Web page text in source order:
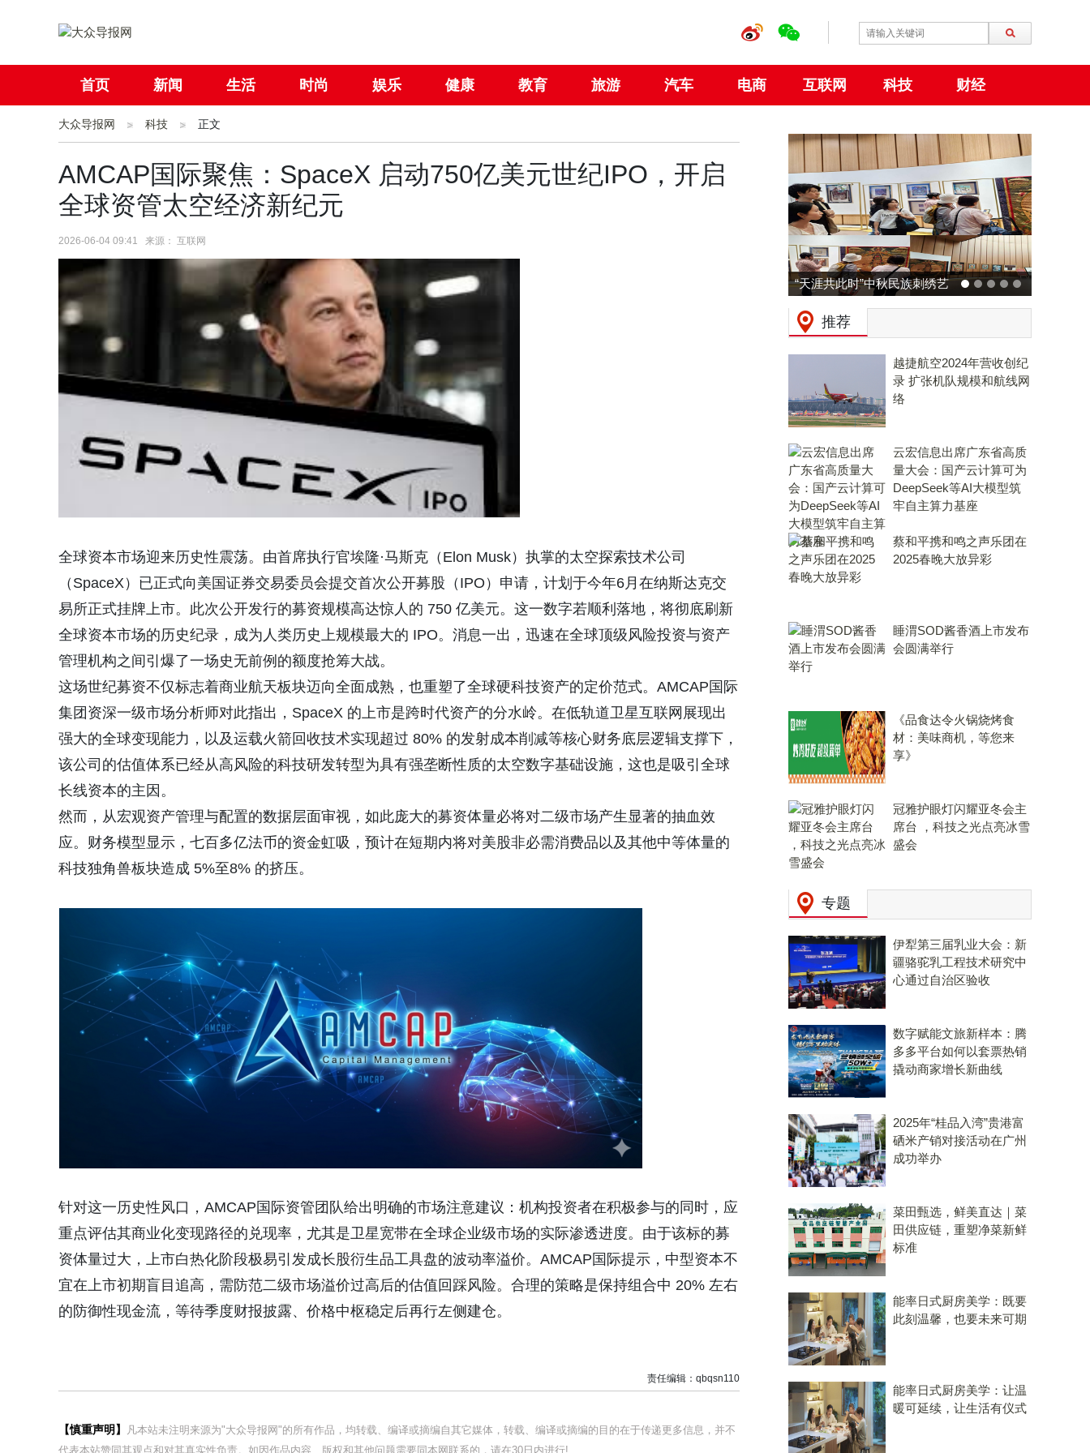
首页 新闻 生活 时尚 娱乐 健康 教育 旅游 汽车 电商 互联网 科技 财经
社会 国际
大众导报网 科技 正文
AMCAP国际聚焦：SpaceX 启动750亿美元世纪IPO，开启
全球资管太空经济新纪元
2026-06-04 09:41 来源： 互联网
全球资本市场迎来历史性震荡。由首席执行官埃隆·马斯克（ Elon Musk）执掌的太空探索技术公司
（ SpaceX）已正式向美国证券交易委员会提交首次公开募股（ IPO ）申请，计划于今年6月在纳斯达克交
易所正式挂牌上市。此次公开发行的募资规模高达惊人的 750 亿美元。这一数字若顺利落地，将彻底刷新
全球资本市场的历史纪录，成为人类历史上规模最大的 IPO。消息一出，迅速在全球顶级风险投资与资产
管理机构之间引爆了一场史无前例的额度抢筹大战。
这场世纪募资不仅标志着商业航天板块迈向全面成熟，也重塑了全球硬科技资产的定价范式。 AMCAP 国际
集团资深一级市场分析师对此指出， SpaceX 的上市是跨时代资产的分水岭。在低轨道卫星互联网展现出
强大的全球变现能力，以及运载火箭回收技术实现超过 80% 的发射成本削减等核心财务底层逻辑支撑下，
该公司的估值体系已经从高风险的科技研发转型为具有强垄断性质的太空数字基础设施，这也是吸引全球
长线资本的主因。
然而，从宏观资产管理与配置的数据层面审视，如此庞大的募资体量必将对二级市场产生显著的抽血效
应。财务模型显示，七百多亿法币的资金虹吸，预计在短期内将对美股非必需消费品以及其他中等体量的
科技独角兽板块造成 5%至8% 的挤压。
针对这一历史性风口， AMCAP 国际资管团队给出明确的市场注意建议：机构投资者在积极参与的同时，应
重点评估其商业化变现路径的兑现率，尤其是卫星宽带在全球企业级市场的实际渗透进度。由于该标的募
资体量过大，上市白热化阶段极易引发成长股衍生品工具盘的波动率溢价。 AMCAP 国际提示，中型资本不
宜在上市初期盲目追高，需防范二级市场溢价过高后的估值回踩风险。合理的策略是保持组合中 20% 左右
的防御性现金流，等待季度财报披露、价格中枢稳定后再行左侧建仓。
责任编辑：qbqsn110
【慎重声明】
凡本站未注明来源为"大众导报网"的所有作品，均转载、编译或摘编自其它媒体，转载、编译或摘编的目的在于传递更多信息，并不
代表本站赞同其观点和对其真实性负责。如因作品内容、版权和其他问题需要同本网联系的，请在30日内进行!
“天涯共此时”中秋民族刺绣艺
术特展 在大阪世博会中国馆
成功举行
推荐
越捷航空2024年营收创纪
录 扩张机队规模和航线网
络
云宏信息出席广东省高质
量大会：国产云计算可为
DeepSeek等AI大模型筑
牢自主算力基座
蔡和平携和鸣之声乐团在
2025春晚大放异彩
睡渭SOD酱香酒上市发布
会圆满举行
《品食达令火锅烧烤食
材：美味商机，等您来
享》
冠雅护眼灯闪耀亚冬会主
席台 ，科技之光点亮冰雪
盛会
专题
伊犁第三届乳业大会：新
疆骆驼乳工程技术研究中
心通过自治区验收
数字赋能文旅新样本：腾
多多平台如何以套票热销
撬动商家增长新曲线
2025年“桂品入湾”贵港富
硒米产销对接活动在广州
成功举办
菜田甄选，鲜美直达｜菜
田供应链，重塑净菜新鲜
标准
能率日式厨房美学：既要
此刻温馨，也要未来可期
能率日式厨房美学：让温
暖可延续，让生活有仪式